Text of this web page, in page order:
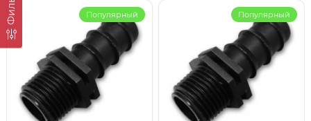
Популярный Популярный